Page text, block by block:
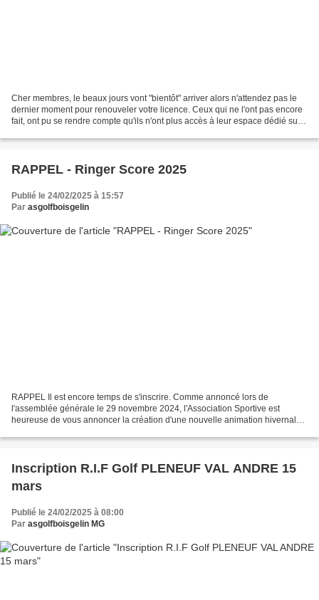
Cher membres, le beaux jours vont "bientôt" arriver alors n'attendez pas le
dernier moment pour renouveler votre licence. Ceux qui ne l'ont pas encore
fait, ont pu se rendre compte qu'ils n'ont plus accès à leur espace dédié sur
RAPPEL - Ringer Score 2025
Publié le 24/02/2025 à 15:57
Par asgolfboisgelin
RAPPEL Il est encore temps de s'inscrire. Comme annoncé lors de
l'assemblée générale le 29 novembre 2024, l'Association Sportive est
heureuse de vous annoncer la création d'une nouvelle animation hivernale
Inscription R.I.F Golf PLENEUF VAL ANDRE 15
mars
Publié le 24/02/2025 à 08:00
Par asgolfboisgelin MG